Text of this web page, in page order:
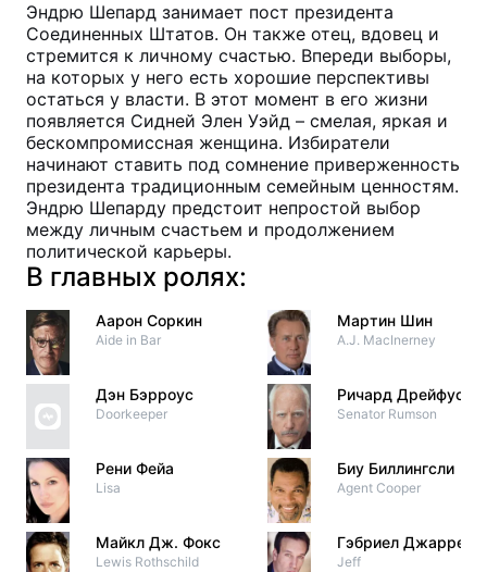
Эндрю Шепард занимает пост президента
Соединенных Штатов. Он также отец, вдовец и
стремится к личному счастью. Впереди выборы,
на которых у него есть хорошие перспективы
остаться у власти. В этот момент в его жизни
появляется Сидней Элен Уэйд – смелая, яркая и
бескомпромиссная женщина. Избиратели
начинают ставить под сомнение приверженность
президента традиционным семейным ценностям.
Эндрю Шепарду предстоит непростой выбор
между личным счастьем и продолжением
политической карьеры.
В главных ролях:
Аарон Соркин
Aide in Bar
Дэн Бэрроус
Doorkeeper
Рени Фейа
Lisa
Майкл Дж. Фокс
Lewis Rothschild
Мартин Шин
A.J. MacInerney
Ричард Дрейфусс
Senator Rumson
Биу Биллингсли
Agent Cooper
Гэбриел Джаррет
Jeff